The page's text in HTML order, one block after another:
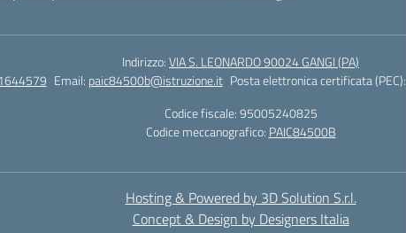
Indirizzo:VIA S. LEONARDO 90024 GANGI (PA)
Email: paic84500b@istruzione.it Posta elettronica certificata (PEC):
Codice fiscale: 95005240825
Codice meccanografico: PAIC84500B
Hosting & Powered by 3D Solution S.r.l.
Concept & Design by Designers Italia